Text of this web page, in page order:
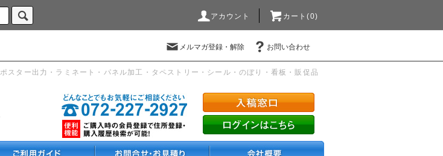
アカウント カート(0)
メルマガ登録・解除 お問い合わせ
ポスター出力・ラミネート・パネル加工・タペストリー・シール・のぼり・看板・販促品